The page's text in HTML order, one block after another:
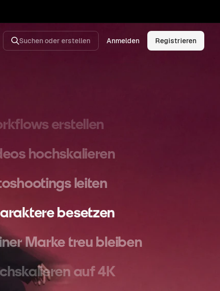
Suchen oder erstellen Anmelden Registrieren
skalieren
erstellen
hochskalieren
leiten
besetzen
Marke treu bleiben
auf 4K